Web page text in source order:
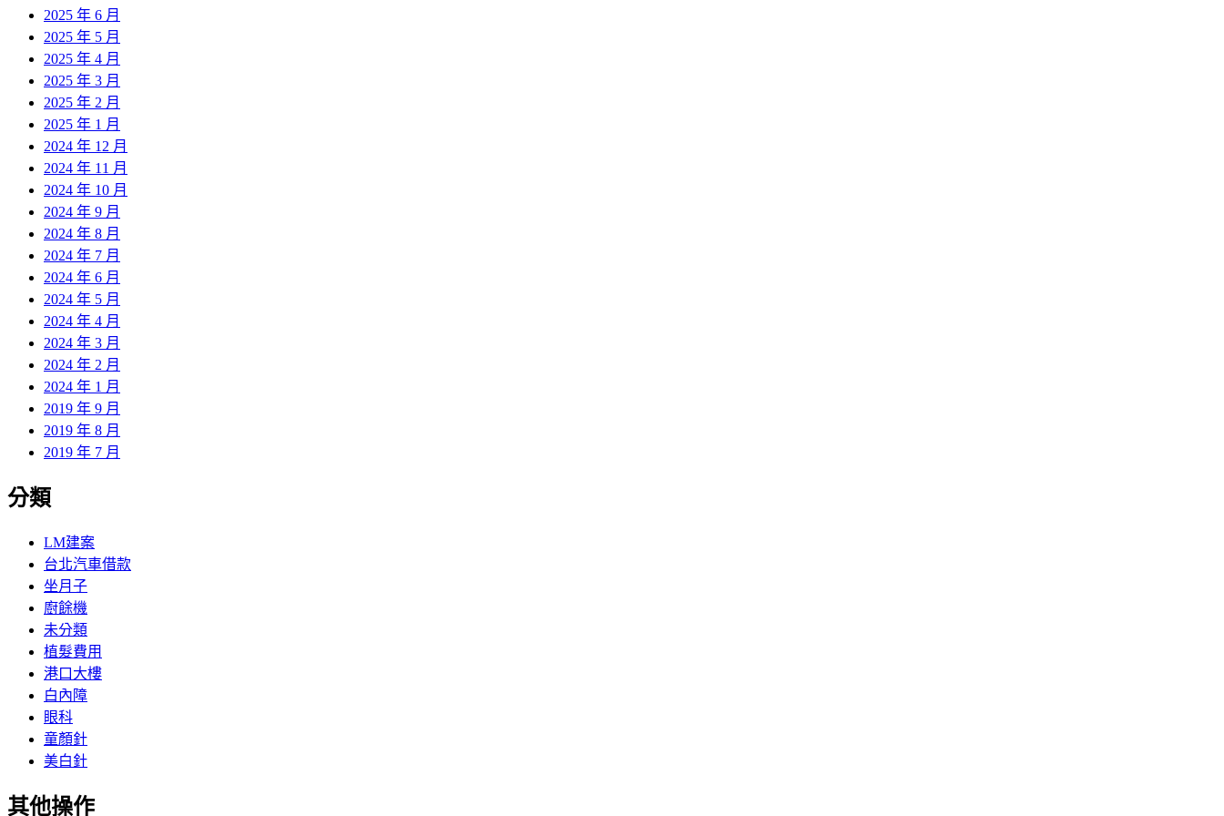
2025 年 6 月
2025 年 5 月
2025 年 4 月
2025 年 3 月
2025 年 2 月
2025 年 1 月
2024 年 12 月
2024 年 11 月
2024 年 10 月
2024 年 9 月
2024 年 8 月
2024 年 7 月
2024 年 6 月
2024 年 5 月
2024 年 4 月
2024 年 3 月
2024 年 2 月
2024 年 1 月
2019 年 9 月
2019 年 8 月
2019 年 7 月
分類
LM建案
台北汽車借款
坐月子
廚餘機
未分類
植髮費用
港口大樓
白內障
眼科
童顏針
美白針
其他操作